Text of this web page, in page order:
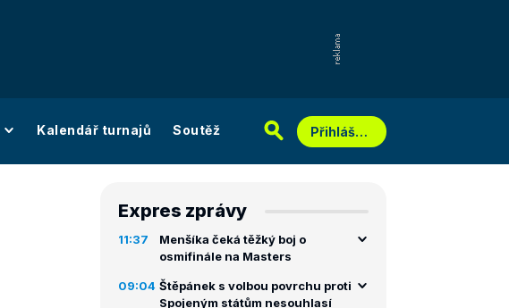
Kalendář turnajů Soutěž Přihlášení
Expres zprávy
11:37
Menšíka čeká těžký boj o
osmifinále na Masters
09:04 Štěpánek s volbou povrchu proti
Spojeným státům nesouhlasí